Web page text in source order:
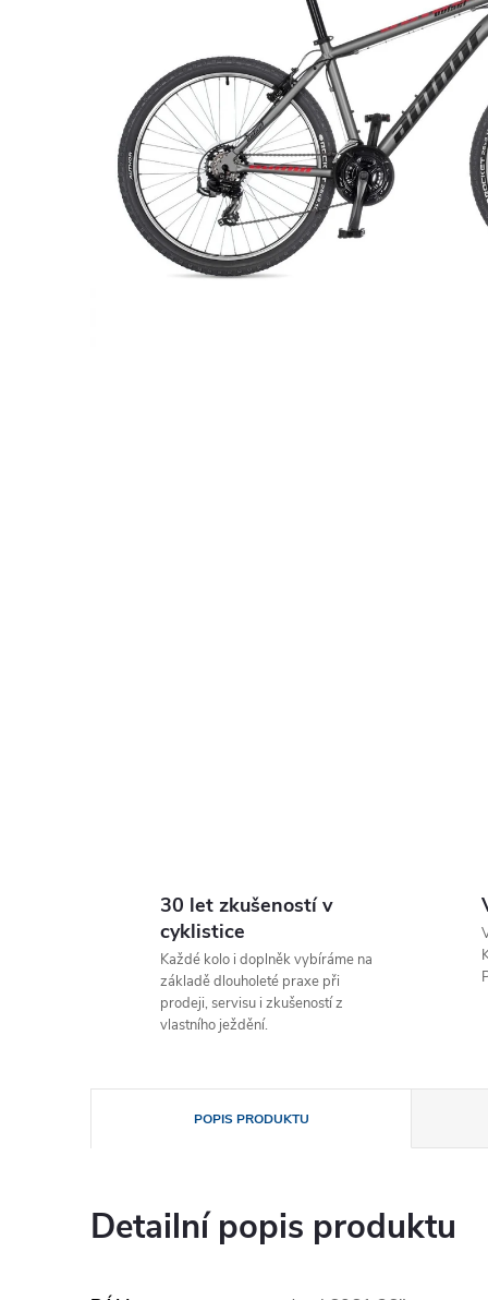
30 let zkušeností v
cyklistice
Každé kolo i doplněk vybíráme na
základě dlouholeté praxe při
prodeji, servisu i zkušeností z
vlastního ježdění.
POPIS PRODUKTU
Detailní popis produktu